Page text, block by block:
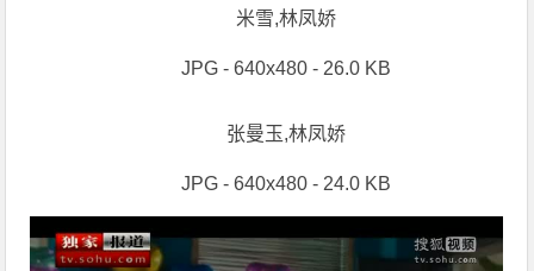
米雪,林凤娇
JPG - 640x480 - 26.0 KB
张曼玉,林凤娇
JPG - 640x480 - 24.0 KB